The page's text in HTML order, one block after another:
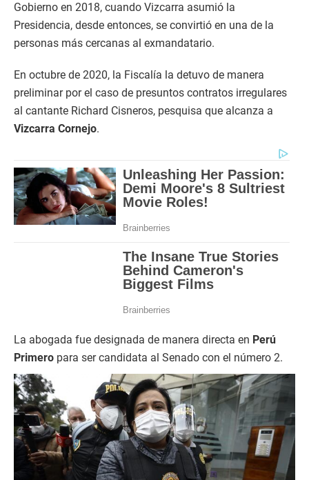
Gobierno en 2018, cuando Vizcarra asumió la
Presidencia, desde entonces, se convirtió en una de la
personas más cercanas al exmandatario.
En octubre de 2020, la Fiscalía la detuvo de manera
preliminar por el caso de presuntos contratos irregulares
al cantante Richard Cisneros, pesquisa que alcanza a
Vizcarra Cornejo.
La abogada fue designada de manera directa en Perú
Primero para ser candidata al Senado con el número 2.